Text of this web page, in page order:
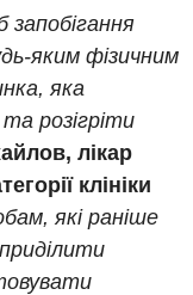
та неврології
яким фізичним
яка
розігріти
лікар
клініки
які раніше